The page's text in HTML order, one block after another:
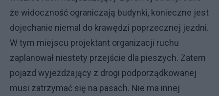
że widoczność ograniczają budynki, konieczne jest
dojechanie niemal do krawędzi poprzecznej jezdni.
W tym miejscu projektant organizacji ruchu
zaplanował niestety przejście dla pieszych. Zatem
pojazd wyjeżdżający z drogi podporządkowanej
musi zatrzymać się na pasach. Nie ma innej